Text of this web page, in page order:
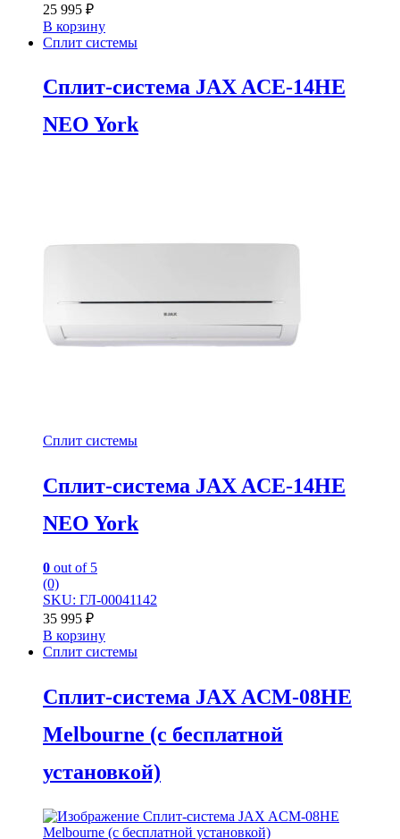
25 995 ₽
В корзину
Сплит системы
Сплит-система JAX ACE-14HE
NEO York
Сплит системы
Сплит-система JAX ACE-14HE
NEO York
0 out of 5
(0)
SKU: ГЛ-00041142
35 995 ₽
В корзину
Сплит системы
Сплит-система JAX ACM-08HE
Melbourne (с бесплатной
установкой)